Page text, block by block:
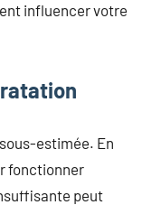
influencer votre
estimée. En
fonctionner
peut